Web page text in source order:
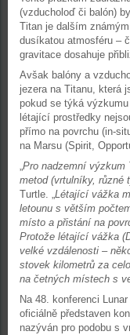
(vzducholoď či balón)
Titan je dalším
dusíkatou atmosféru –
gravitace dosahuje
Avšak balóny a
jezera na Titanu, která
pokud se týká
létající prostředky
přímo na povrchu (in-
na Marsu (Spirit,
„Pro nadzemní výzkum
metod (vrtulníky, různé
Turtle. „Létající vážka
letounu s větším
místo a přistání na
Protože létající vážka
velké vzdálenosti –
stovek kilometrů za
na četných místech s
Na 48. konferenci
oficiálně představen
nazýván pro podobu s